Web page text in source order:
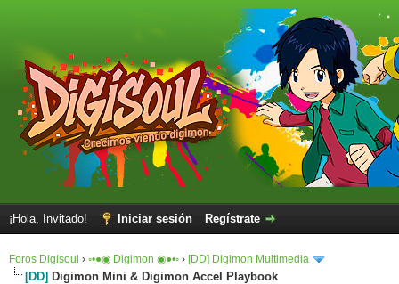
¡Hola, Invitado! Iniciar sesión Regístrate
Foros Digisoul › ◦•●◉ Digimon ◉●•◦ › [DD] Digimon Multimedia
[DD] Digimon Mini & Digimon Accel Playbook